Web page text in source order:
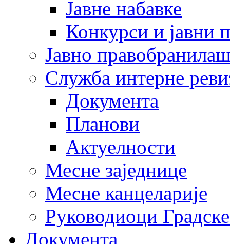
Јавне набавке
Конкурси и јавни
Јавно
Служба интерне
Документа
Планови
Актуелности
Месне заједнице
Месне канцеларије
Руководиоци
Документа